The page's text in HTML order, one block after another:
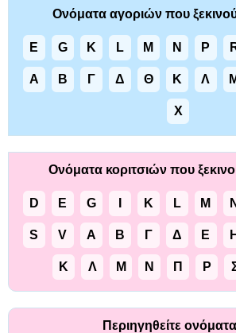
Ονόματα αγοριών που
E G K L M N P
Α Β Γ Δ Θ Κ Λ
Χ
Ονόματα κοριτσιών που
D E G K L M N
S V Α Β Γ Δ Ε Η
Κ Λ Μ Ν Π Ρ
Περιηγηθείτε